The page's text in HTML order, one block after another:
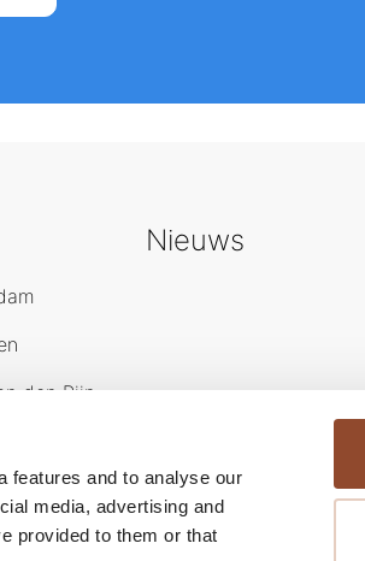
features and to analyse our
media, advertising and
provided to them or that
den Rijn
Nieuws
Objectief